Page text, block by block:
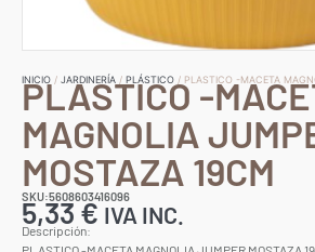
INICIO / JARDINERÍA / PLÁSTICO / PLASTICO -MACETA
PLASTICO -
MAGNOLIA
MOSTAZA 19CM
SKU:5608603416096
5,33€ IVA INC.
Descripción: